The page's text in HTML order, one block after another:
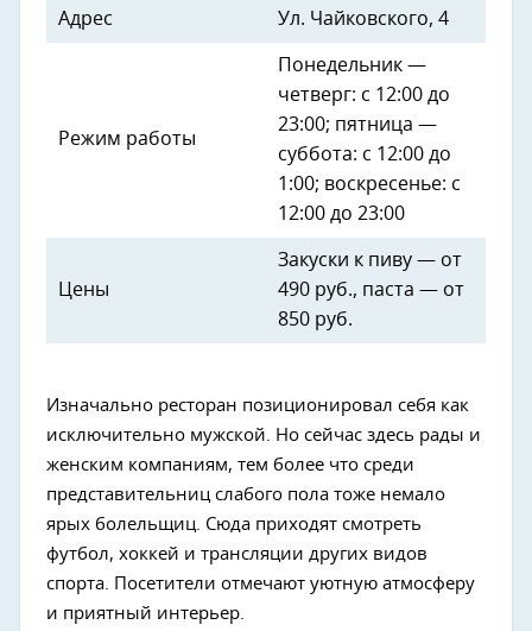
Адрес Ул. Чайковского, 4
Режим работы
Понедельник —
четверг: с 12:00 до
23:00; пятница —
суббота: с 12:00 до
1:00; воскресенье: с
12:00 до 23:00
Цены
Закуски к пиву — от
490 руб., паста — от
850 руб.
Изначально ресторан позиционировал себя как
исключительно мужской. Но сейчас здесь рады и
женским компаниям, тем более что среди
представительниц слабого пола тоже немало
ярых болельщиц. Сюда приходят смотреть
футбол, хоккей и трансляции других видов
спорта. Посетители отмечают уютную атмосферу
и приятный интерьер.